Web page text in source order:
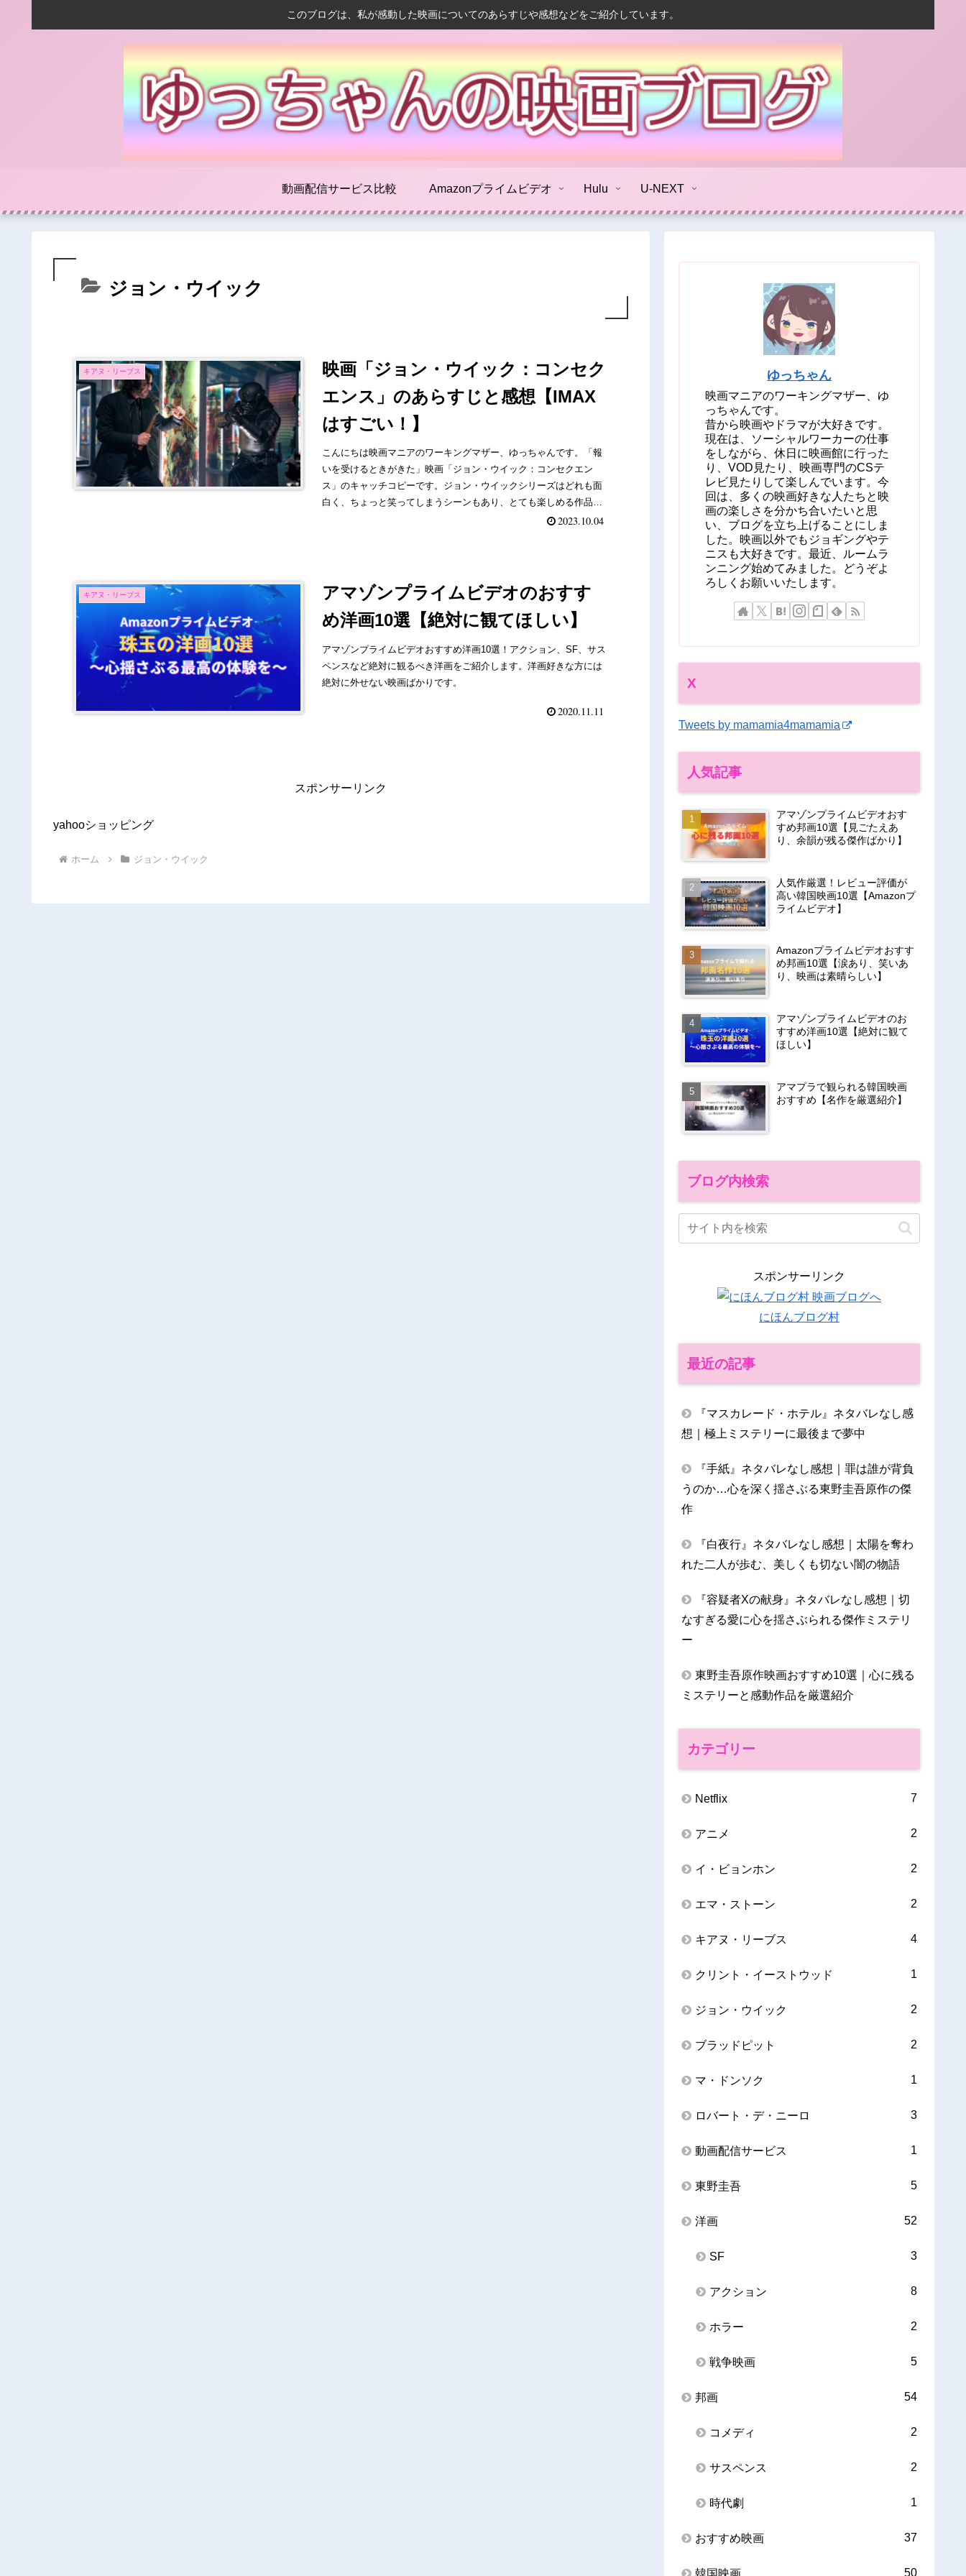
このブログは、私が感動した映画についてのあらすじや感想などをご紹介しています。
動画配信サービス比較 Amazonプライムビデオ Hulu U-NEXT
ジョン・ウイック
キアヌ・リーブス
映画「ジョン・ウイック：コンセク
エンス」のあらすじと感想【IMAX
はすごい！】
こんにちは映画マニアのワーキングマザー、ゆっちゃんです。「報
いを受けるときがきた」映画「ジョン・ウイック：コンセクエン
ス」のキャッチコピーです。ジョン・ウイックシリーズはどれも面
白く、ちょっと笑ってしまうシーンもあり、とても楽しめる作品な
2023.10.04
キアヌ・リーブス
アマゾンプライムビデオのおすす
め洋画10選【絶対に観てほしい】
アマゾンプライムビデオおすすめ洋画10選！アクション、SF、サス
ペンスなど絶対に観るべき洋画をご紹介します。洋画好きな方には
絶対に外せない映画ばかりです。
2020.11.11
スポンサーリンク
yahooショッピング
ホーム ジョン・ウイック
ゆっちゃん
映画マニアのワーキングマザー、ゆ
っちゃんです。
昔から映画やドラマが大好きです。
現在は、ソーシャルワーカーの仕事
をしながら、休日に映画館に行った
り、VOD見たり、映画専門のCSテ
レビ見たりして楽しんでいます。今
回は、多くの映画好きな人たちと映
画の楽しさを分かち合いたいと思
い、ブログを立ち上げることにしま
した。映画以外でもジョギングやテ
ニスも大好きです。最近、ルームラ
ンニング始めてみました。どうぞよ
ろしくお願いいたします。
X
Tweets by mamamia4mamamia
人気記事
アマゾンプライムビデオおす
すめ邦画10選【見ごたえあ
り、余韻が残る傑作ばかり】
人気作厳選！レビュー評価が
高い韓国映画10選【Amazonプ
ライムビデオ】
Amazonプライムビデオおすす
め邦画10選【涙あり、笑いあ
り、映画は素晴らしい】
アマゾンプライムビデオのお
すすめ洋画10選【絶対に観て
ほしい】
アマプラで観られる韓国映画
おすすめ【名作を厳選紹介】
ブログ内検索
スポンサーリンク
にほんブログ村
最近の記事
『マスカレード・ホテル』ネタバレなし感
想｜極上ミステリーに最後まで夢中
『手紙』ネタバレなし感想｜罪は誰が背負
うのか…心を深く揺さぶる東野圭吾原作の傑
作
『白夜行』ネタバレなし感想｜太陽を奪わ
れた二人が歩む、美しくも切ない闇の物語
『容疑者Xの献身』ネタバレなし感想｜切
なすぎる愛に心を揺さぶられる傑作ミステリ
ー
東野圭吾原作映画おすすめ10選｜心に残る
ミステリーと感動作品を厳選紹介
カテゴリー
Netflix 7
アニメ 2
イ・ビョンホン 2
エマ・ストーン 2
キアヌ・リーブス 4
クリント・イーストウッド 1
ジョン・ウイック 2
ブラッドピット 2
マ・ドンソク 1
ロバート・デ・ニーロ 3
動画配信サービス 1
東野圭吾 5
洋画 52
SF 3
アクション 8
ホラー 2
戦争映画 5
邦画 54
コメディ 2
サスペンス 2
時代劇 1
おすすめ映画 37
50